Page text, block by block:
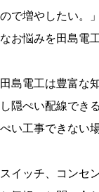
ので増やしたい。
なお悩みを田島電
田島電工は豊富な
し隠ぺい配線でき
ぺい工事できない
スイッチ、コンセ